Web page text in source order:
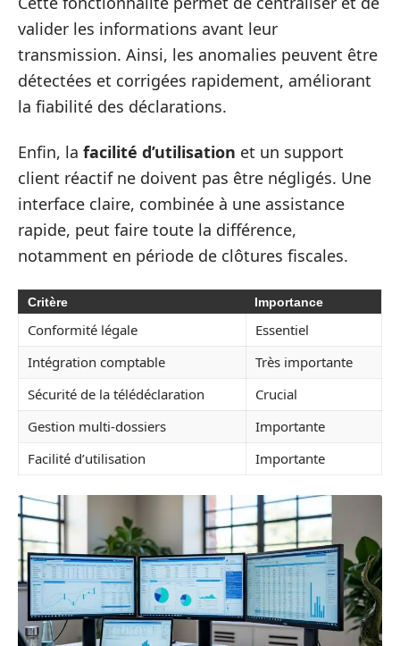
valider les informations avant leur
transmission. Ainsi, les anomalies peuvent être
détectées et corrigées rapidement, améliorant
la fiabilité des déclarations.
Enfin, la facilité d’utilisation et un support
client réactif ne doivent pas être négligés. Une
interface claire, combinée à une assistance
rapide, peut faire toute la différence,
notamment en période de clôtures fiscales.
Critère Importance
Conformité légale
Essentiel
Intégration comptable
Très importante
Sécurité de la télédéclaration
Crucial
Gestion multi-dossiers
Importante
Facilité d’utilisation
Importante